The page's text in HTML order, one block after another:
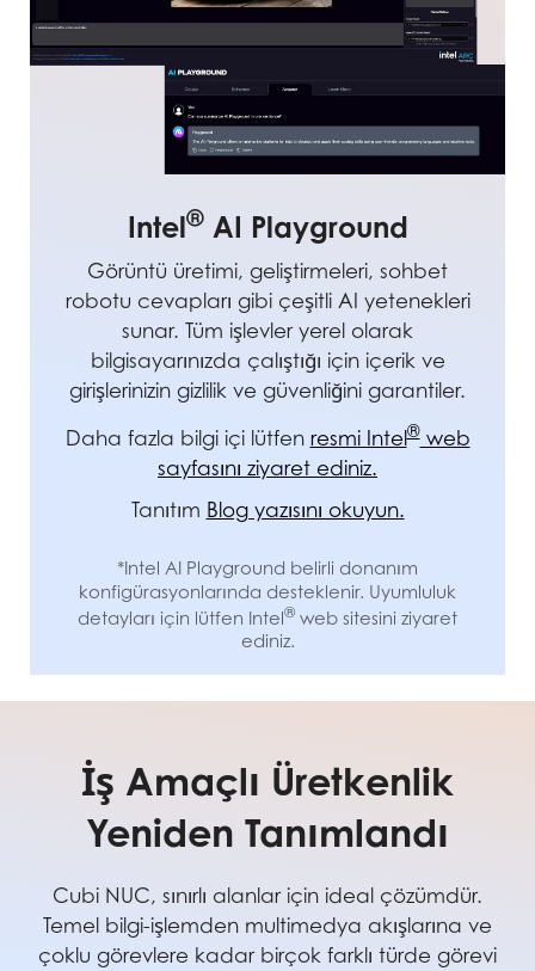
Intel®AI Playground
Görüntü üretimi, geliştirmeleri, sohbet
robotu cevapları gibi çeşitli AI yetenekleri
sunar. Tüm işlevler yerel olarak
bilgisayarınızda çalıştığı için içerik ve
girişlerinizin gizlilik ve güvenliğini garantiler.
Daha fazla bilgi içi lütfen resmi Intel®web
sayfasını ziyaret ediniz.
Tanıtım Blog yazısını okuyun.
*Intel AI Playground belirli donanım
konfigürasyonlarında desteklenir. Uyumluluk
detayları için lütfen Intel®web sitesini ziyaret
ediniz.
İş Amaçlı Üretkenlik
Yeniden Tanımlandı
Cubi NUC, sınırlı alanlar için ideal çözümdür.
Temel bilgi-işlemden multimedya akışlarına ve
çoklu görevlere kadar birçok farklı türde görevi